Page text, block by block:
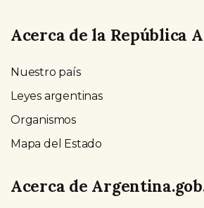
Acerca de la República
Nuestro país
Leyes argentinas
Organismos
Mapa del Estado
Acerca de